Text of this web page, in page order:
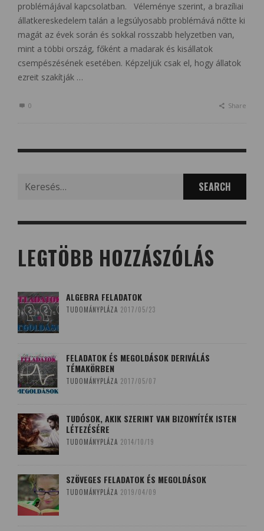
problémájával kapcsolatban. Véleménye szerint, a brazíliai
állatkereskedelem talán a legsúlyosabb problémává nőtte ki
magát az évek során és sokkal rosszabb helyzetben van,
mint a többi ország, főként a madarak és kisállatok
csempészésének esetében. Képzeljük csak el, hogy állatok
ezreit szakítják …
0 Share
LEGTÖBB HOZZÁSZÓLÁS
ALGEBRA FELADATOK
TUDOMÁNYPLÁZA 2017/05/23
FELADATOK ÉS MEGOLDÁSOK DERIVÁLÁS
TÉMAKÖRBEN
TUDOMÁNYPLÁZA 2017/05/07
TUDÓSOK, AKIK SZERINT VAN BIZONYÍTÉK ISTEN
LÉTEZÉSÉRE
TUDOMÁNYPLÁZA 2014/10/19
SZÖVEGES FELADATOK ÉS MEGOLDÁSOK
TUDOMÁNYPLÁZA 2019/04/09